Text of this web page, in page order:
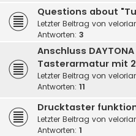
Questions about
Letzter Beitrag von
Antworten: 3
Anschluss
Tasterarmatur mit
Letzter Beitrag von
Antworten: 11
Drucktaster
Letzter Beitrag von
Antworten: 1